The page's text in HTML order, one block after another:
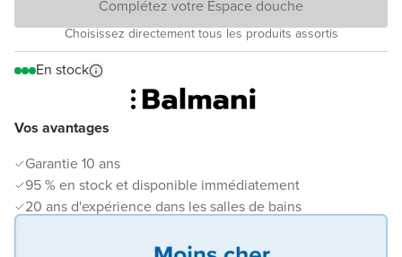
Vos avantages
Garantie 10 ans
95 % en stock et disponible immédiatement
20 ans d'expérience dans les salles de bains
Complétez votre Espace douche
Choisissez directement tous les produits assortis
En stock